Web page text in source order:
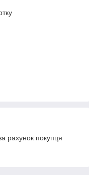
рахунок покупця